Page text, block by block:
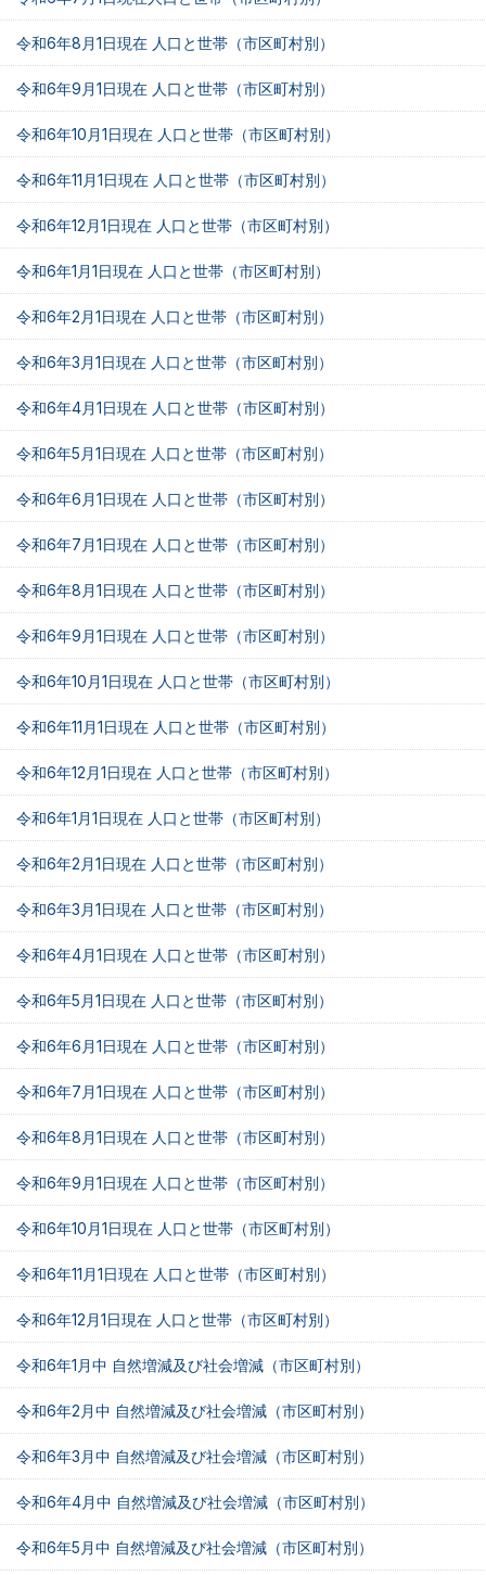
令和6年8月1日現在 人口と世帯（市区町村別）
令和6年9月1日現在 人口と世帯（市区町村別）
令和6年10月1日現在 人口と世帯（市区町村別）
令和6年11月1日現在 人口と世帯（市区町村別）
令和6年12月1日現在 人口と世帯（市区町村別）
令和6年1月1日現在 人口と世帯（市区町村別）
令和6年2月1日現在 人口と世帯（市区町村別）
令和6年3月1日現在 人口と世帯（市区町村別）
令和6年4月1日現在 人口と世帯（市区町村別）
令和6年5月1日現在 人口と世帯（市区町村別）
令和6年6月1日現在 人口と世帯（市区町村別）
令和6年7月1日現在 人口と世帯（市区町村別）
令和6年8月1日現在 人口と世帯（市区町村別）
令和6年9月1日現在 人口と世帯（市区町村別）
令和6年10月1日現在 人口と世帯（市区町村別）
令和6年11月1日現在 人口と世帯（市区町村別）
令和6年12月1日現在 人口と世帯（市区町村別）
令和6年1月1日現在 人口と世帯（市区町村別）
令和6年2月1日現在 人口と世帯（市区町村別）
令和6年3月1日現在 人口と世帯（市区町村別）
令和6年4月1日現在 人口と世帯（市区町村別）
令和6年5月1日現在 人口と世帯（市区町村別）
令和6年6月1日現在 人口と世帯（市区町村別）
令和6年7月1日現在 人口と世帯（市区町村別）
令和6年8月1日現在 人口と世帯（市区町村別）
令和6年9月1日現在 人口と世帯（市区町村別）
令和6年10月1日現在 人口と世帯（市区町村別）
令和6年11月1日現在 人口と世帯（市区町村別）
令和6年12月1日現在 人口と世帯（市区町村別）
令和6年1月中 自然増減及び社会増減（市区町村別）
令和6年2月中 自然増減及び社会増減（市区町村別）
令和6年3月中 自然増減及び社会増減（市区町村別）
令和6年4月中 自然増減及び社会増減（市区町村別）
令和6年5月中 自然増減及び社会増減（市区町村別）